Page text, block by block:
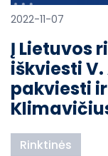
2022-11-07
Į Lietuvos
iškviesti
pakviesti ir
Rinktinės